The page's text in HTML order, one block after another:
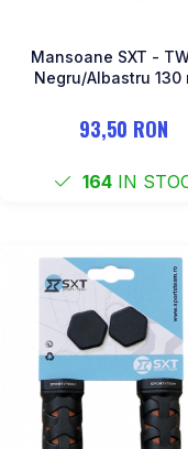
Mansoane SXT -
Negru/Albastru 130
93,50 RON
164 IN